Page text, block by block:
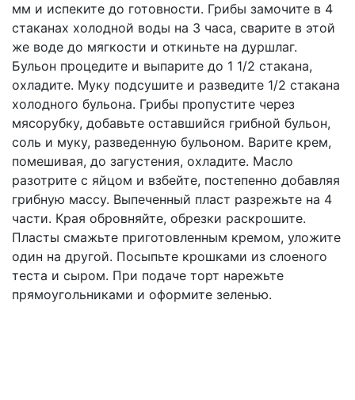
мм и испеките до готовности. Грибы замочите в 4
стаканах холодной воды на 3 часа, сварите в этой
же воде до мягкости и откиньте на дуршлаг.
Бульон процедите и выпарите до 1 1/2 стакана,
охладите. Муку подсушите и разведите 1/2 стакана
холодного бульона. Грибы пропустите через
мясорубку, добавьте оставшийся грибной бульон,
соль и муку, разведенную бульоном. Варите крем,
помешивая, до загустения, охладите. Масло
разотрите с яйцом и взбейте, постепенно добавляя
грибную массу. Выпеченный пласт разрежьте на 4
части. Края обровняйте, обрезки раскрошите.
Пласты смажьте приготовленным кремом, уложите
один на другой. Посыпьте крошками из слоеного
теста и сыром. При подаче торт нарежьте
прямоугольниками и оформите зеленью.